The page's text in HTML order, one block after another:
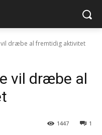
dræbe al fremtidig aktivitet
vil dræbe al
1
1447